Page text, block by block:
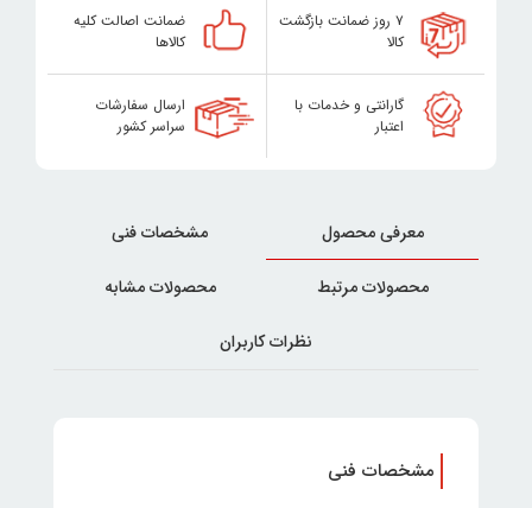
۷ روز ضمانت بازگشت
کالا
ضمانت اصالت کلیه
کالاها
گارانتی و خدمات با
اعتبار
ارسال سفارشات
سراسر کشور
معرفی محصول مشخصات فنی
محصولات مرتبط محصولات مشابه
نظرات کاربران
مشخصات فنی